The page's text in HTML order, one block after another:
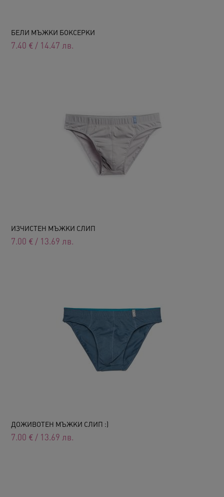
БЕЛИ МЪЖКИ БОКСЕРКИ
7.40 € / 14.47 лв.
ИЗЧИСТЕН МЪЖКИ СЛИП
7.00 € / 13.69 лв.
ДОЖИВОТЕН МЪЖКИ СЛИП :)
7.00 € / 13.69 лв.